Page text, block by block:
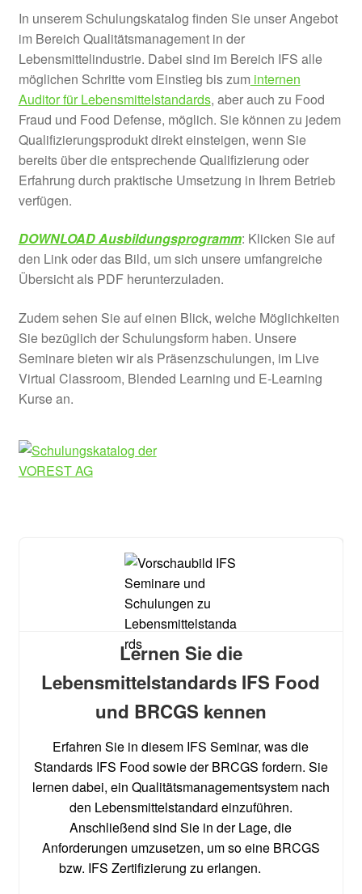
In unserem Schulungskatalog finden Sie unser Angebot
im Bereich Qualitätsmanagement in der
Lebensmittelindustrie. Dabei sind im Bereich IFS alle
möglichen Schritte vom Einstieg bis zum internen
Auditor für Lebensmittelstandards, aber auch zu Food
Fraud und Food Defense, möglich. Sie können zu jedem
Qualifizierungsprodukt direkt einsteigen, wenn Sie
bereits über die entsprechende Qualifizierung oder
Erfahrung durch praktische Umsetzung in Ihrem Betrieb
verfügen.
DOWNLOAD Ausbildungsprogramm: Klicken Sie auf
den Link oder das Bild, um sich unsere umfangreiche
Übersicht als PDF herunterzuladen.
Zudem sehen Sie auf einen Blick, welche Möglichkeiten
Sie bezüglich der Schulungsform haben. Unsere
Seminare bieten wir als Präsenzschulungen, im Live
Virtual Classroom, Blended Learning und E-Learning
Kurse an.
Lernen Sie die
Lebensmittelstandards IFS Food
und BRCGS kennen
Erfahren Sie in diesem IFS Seminar, was die
Standards IFS Food sowie der BRCGS fordern. Sie
lernen dabei, ein Qualitätsmanagementsystem nach
den Lebensmittelstandard einzuführen.
Anschließend sind Sie in der Lage, die
Anforderungen umzusetzen, um so eine BRCGS
bzw. IFS Zertifizierung zu erlangen.